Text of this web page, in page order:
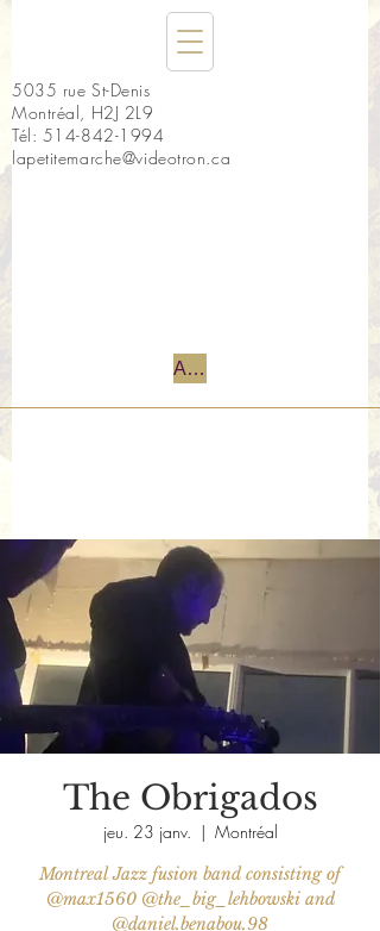
5035 rue St-Denis
Montréal, H2J 2L9
Tél: 514-842-1994
lapetitemarche@videotron.ca
Accueil
The Obrigados
jeu. 23 janv.
  |
Montréal
Montreal Jazz fusion band consisting of
@max1560 @the_big_lehbowski and
@daniel.benabou.98